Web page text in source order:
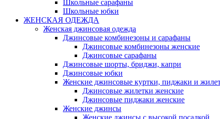
Школьные сарафаны
Школьные юбки
ЖЕНСКАЯ ОДЕЖДА
Женская джинсовая одежда
Джинсовые комбинезоны и сарафаны
Джинсовые комбинезоны женские
Джинсовые сарафаны
Джинсовые шорты, бриджи, капри
Джинсовые юбки
Женские джинсовые куртки, пиджаки и
Джинсовые жилетки женские
Джинсовые пиджаки женские
Женские джинсы
Женские джинсы с высокой посадкой